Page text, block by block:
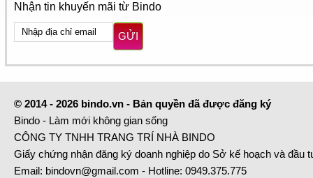
Nhận tin khuyến mãi từ Bindo
GỬI
© 2014 - 2026 bindo.vn - Bản quyền đã được đăng ký
Bindo - Làm mới không gian sống
CÔNG TY TNHH TRANG TRÍ NHÀ BINDO
Giấy chứng nhận đăng ký doanh nghiệp do Sở kế hoạch và đầu
Email: bindovn@gmail.com - Hotline: 0949.375.775